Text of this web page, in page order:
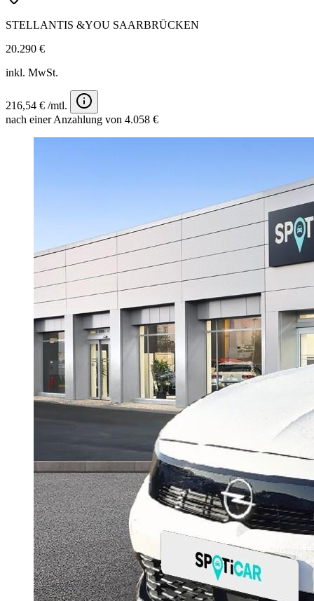
STELLANTIS &YOU SAARBRÜCKEN
20.290 €
inkl. MwSt.
216,54 € /mtl.
nach einer Anzahlung von 4.058 €